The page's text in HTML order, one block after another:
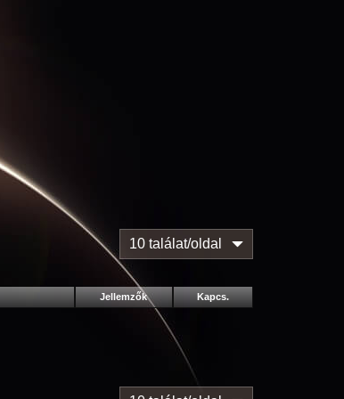
10 találat/oldal
Jellemzők Kapcs.